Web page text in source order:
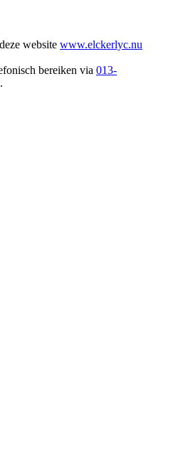
website www.elckerlyc.nu
bereiken via 013-